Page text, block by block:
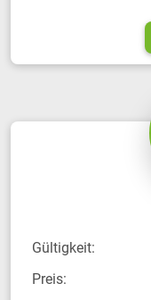
Gültigkeit:
Preis: